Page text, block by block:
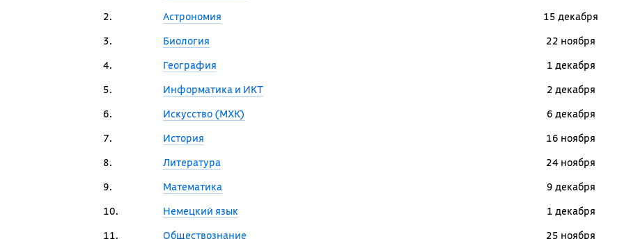
2.
Астрономия
15 декабря
3.
Биология
22 ноября
4.
География
1 декабря
5.
Информатика и ИКТ
2 декабря
6.
Искусство (МХК)
6 декабря
7.
История
16 ноября
8.
Литература
24 ноября
9.
Математика
9 декабря
10.
Немецкий язык
1 декабря
11.
Обществознание
25 ноября